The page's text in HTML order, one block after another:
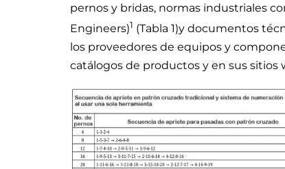
pernos y bridas, normas industriales
Engineers)1 (Tabla 1)y documentos
los proveedores de equipos y
catálogos de productos y en sus sitios